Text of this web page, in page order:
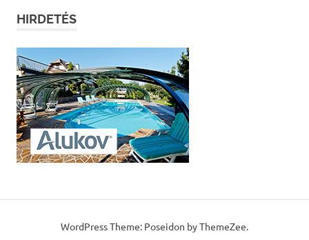
HIRDETÉS
WordPress Theme: Poseidon by ThemeZee.